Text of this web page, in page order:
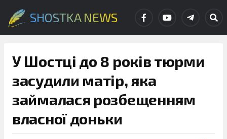
SHOSTKA NEWS
У Шостці до 8 років тюрми
засудили матір, яка
займалася розбещенням
власної доньки